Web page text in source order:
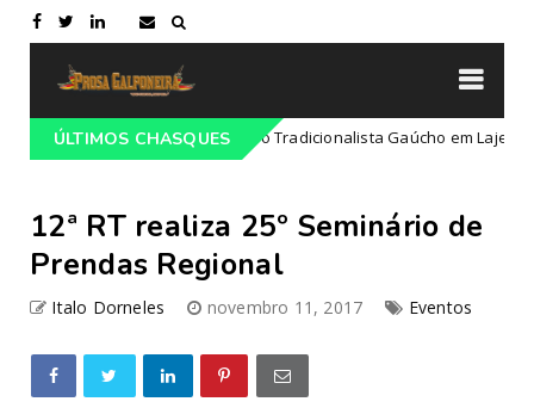
ÚLTIMOS CHASQUES
do 68º Congresso Tradicionalista Gaúcho em Lajeado-RS
12ª RT realiza 25º Seminário de
Prendas Regional
Italo Dorneles novembro 11, 2017 Eventos